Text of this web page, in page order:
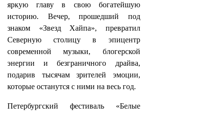
яркую главу в свою богатейшую
историю. Вечер, прошедший под
знаком «Звезд Хайпа», превратил
Северную столицу в эпицентр
современной музыки, блогерской
энергии и безграничного драйва,
подарив тысячам зрителей эмоции,
которые останутся с ними на весь год.
Петербургский фестиваль «Белые